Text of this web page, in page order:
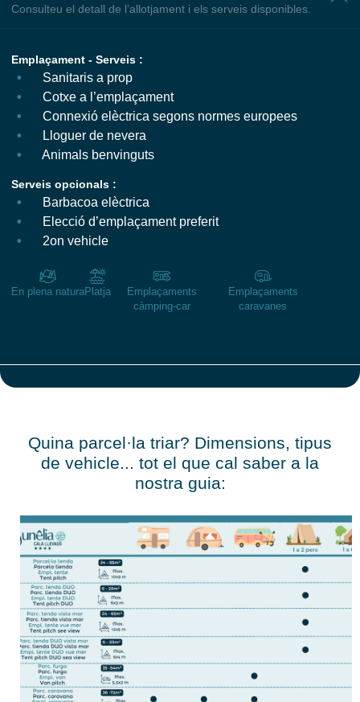
Consulteu el detall de l’allotjament i els serveis disponibles.
Emplaçament - Serveis :
Sanitaris a prop
Cotxe a l’emplaçament
Connexió elèctrica segons normes europees
Lloguer de nevera
Animals benvinguts
Serveis opcionals :
Barbacoa elèctrica
Elecció d’emplaçament preferit
2on vehicle
En plena natura Platja
Emplaçaments
càmping-car
Emplaçaments
caravanes
Quina parcel·la triar? Dimensions, tipus
de vehicle... tot el que cal saber a la
nostra guia: